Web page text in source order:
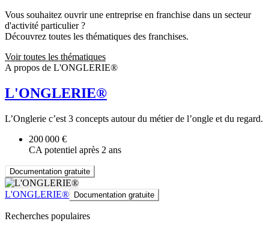
Vous souhaitez ouvrir une entreprise en franchise dans un secteur
d'activité particulier ?
Découvrez toutes les thématiques des franchises.
Voir toutes les thématiques
A propos de L'ONGLERIE®
L'ONGLERIE®
L’Onglerie c’est 3 concepts autour du métier de l’ongle et du regard.
200 000 €
CA potentiel après 2 ans
Documentation gratuite
L'ONGLERIE® Documentation gratuite
Recherches populaires